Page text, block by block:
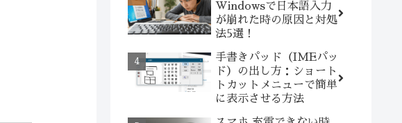
Windowsで日本語入力
が崩れた時の原因と対処
法5選！
手書きパッド（IMEパッ
ド）の出し方：ショート
トカットメニューで簡単
に表示させる方法